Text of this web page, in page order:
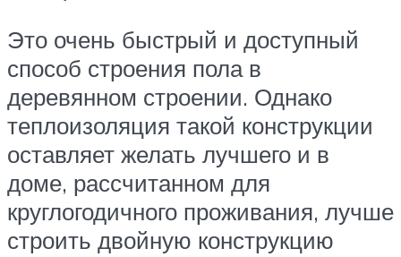
Это очень быстрый и доступный
способ строения пола в
деревянном строении. Однако
теплоизоляция такой конструкции
оставляет желать лучшего и в
доме, рассчитанном для
круглогодичного проживания, лучше
строить двойную конструкцию